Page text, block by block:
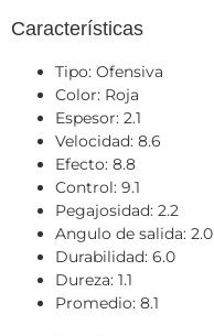
Características
Tipo: Ofensiva
Color: Roja
Espesor: 2.1
Velocidad: 8.6
Efecto: 8.8
Control: 9.1
Pegajosidad: 2.2
Angulo de salida: 2.0
Durabilidad: 6.0
Dureza: 1.1
Promedio: 8.1